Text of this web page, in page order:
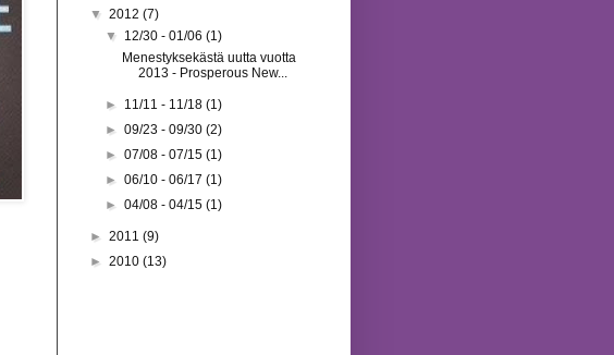
▼ 2012 (7)
▼ 12/30 - 01/06(1)
Menestyksekästä uutta vuotta
2013 - Prosperous New...
► 11/11 - 11/18(1)
►09/23 - 09/30(2)
►07/08 - 07/15(1)
►06/10 - 06/17(1)
►04/08 - 04/15(1)
► 2011 (9)
► 2010 (13)